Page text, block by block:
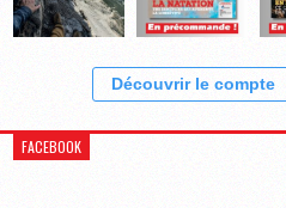
Découvrir le compte
FACEBOOK